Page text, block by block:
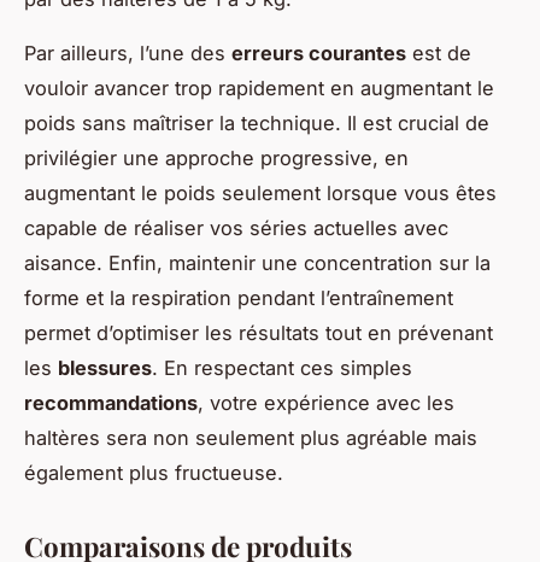
Par ailleurs, l’une des erreurs courantes est de
vouloir avancer trop rapidement en augmentant le
poids sans maîtriser la technique. Il est crucial de
privilégier une approche progressive, en
augmentant le poids seulement lorsque vous êtes
capable de réaliser vos séries actuelles avec
aisance. Enfin, maintenir une concentration sur la
forme et la respiration pendant l’entraînement
permet d’optimiser les résultats tout en prévenant
les blessures. En respectant ces simples
recommandations, votre expérience avec les
haltères sera non seulement plus agréable mais
également plus fructueuse.
Comparaisons de produits